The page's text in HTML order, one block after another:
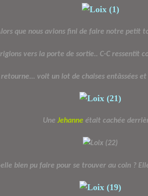
que nous avions fini de faire notre petit
vers la porte de sortie.. C-C ressentît
retourne... voit un lot de chaises entâssées
Une Jehanne était cachée
bien pu faire pour se trouver au coin ?